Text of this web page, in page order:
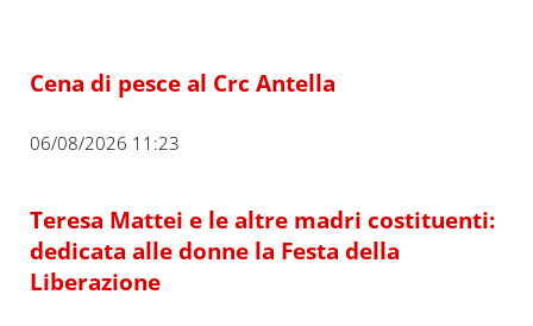
Cena di pesce al Crc Antella
06/08/2026 11:23
Teresa Mattei e le altre madri costituenti:
dedicata alle donne la Festa della
Liberazione